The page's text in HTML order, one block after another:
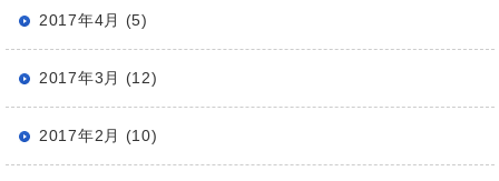
2017年4月 (5)
2017年3月 (12)
2017年2月 (10)